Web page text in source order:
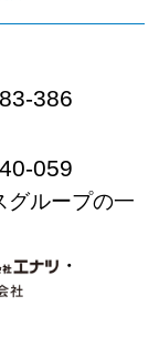
386
059
グループの一
・